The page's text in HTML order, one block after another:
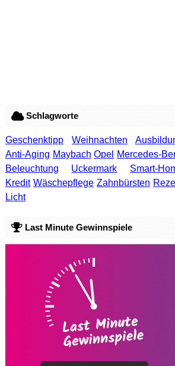
Schlagworte
Geschenktipp Weihnachten
Anti-Aging Maybach Opel
Mercedes-
Beleuchtung
Uckermark
Smart-
Kredit Wäschepflege Zahnbürsten
Licht
Last Minute Gewinnspiele